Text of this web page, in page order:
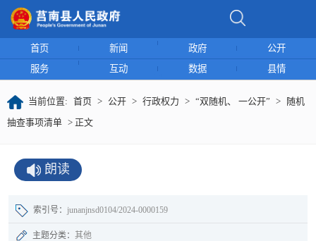
首页 新闻 政府
公开
服务
互动 数据 县情
当前位置: 首页 > 公开 > 行政权力 > “双随机、 一公开” > 随机
抽查事项清单 > 正文
朗读
索引号： junanjnsd0104/2024-0000159
主题分类： 其他